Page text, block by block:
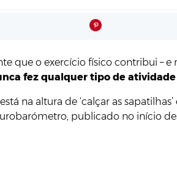
que o exercício físico contribui – e
fez qualquer tipo de atividade
na altura de ‘calçar as
publicado no início